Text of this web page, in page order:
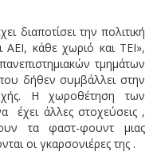
διαποτίσει την πολιτική
κάθε χωριό και ΤΕΙ»,
τμημάτων
δήθεν συμβάλλει στην
Η χωροθέτηση των
έχει άλλες στοχεύσεις ,
τα φαστ-φουντ μιας
οι γκαρσονιέρες της .